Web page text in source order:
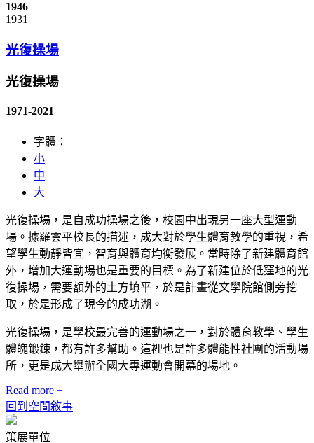
1946
1931
光復操場
光復操場
1971-2021
字體：
小
中
大
光復操場，是自成功操場之後，校園中出現另一座大型運動
場。據羅雲平校長的描述，成大對於學生體育教學的重視，希
望學生動靜皆宜，智育與體育均衡發展。當時除了新建體育館
外，增加大運動場也是重要的目標。為了新建位於低窪地的光
復操場，需要額外的土方填平，於是計畫從文學院館側旁挖
取，於是形成了現今的成功湖。
光復操場，是學校最完善的運動場之一，對於體育教學、學生
體魄鍛鍊，都有許多幫助。這裡也是許多體能性社團的活動場
所，更是成大舉辦全國大專運動會開幕的場地。
Read more +
回到空間敘事
策展單位 |